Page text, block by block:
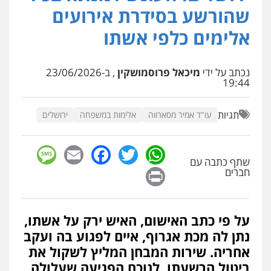
נוער רישום פלילי
0522763105
פלילי צבאי מעצרים וחקירות
כלכלי אלימות סמים מעצרים
0525544654
0507206063
עו"ד זוהר ארבל
שהורשע בסידרת אירועים
אלימים כלפי אשתו
נכתב על ידי מיכאל פרוסמושקין , ב-23/06/2026
19:44
תגיות עו"ד אמיר מסארווה אלימות במשפחה ירושלים
שתף כתבה עם
חברים
WhatsApp
Twitter
Facebook
Email
על פי כתב האישום, האיש ירק על אשתו,
נתן לה מכת אגרוף, איים לפגוע בה ועקב
אחריה. שירות המבחן המליץ לשקול את
ביטול הרשעתו, לנוכח הפגיעה שעלולה